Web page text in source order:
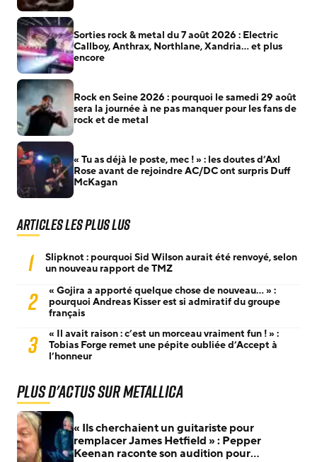
Sorties rock & metal du 7 août 2026 : Electric
Callboy, Anthrax, Northlane, Xandria… et plus
encore
Rock en Seine 2026 : pourquoi le samedi 29 août
sera la journée à ne pas manquer pour les fans de
rock et de metal
« Tu as déjà le poste, mec ! » : les doutes d’Axl
Rose avant de rejoindre AC/DC ont surpris Duff
McKagan
Articles les plus lus
1
Slipknot : pourquoi Sid Wilson aurait été renvoyé, selon
un nouveau rapport de TMZ
2
« Gojira a apporté quelque chose de nouveau… » :
pourquoi Andreas Kisser est si admiratif du groupe
français
3
« Il avait raison : c’est un morceau vraiment fun ! » :
Tobias Forge remet une pépite oubliée d’Accept à
l’honneur
Plus d'actus sur Metallica
« Ils cherchaient un guitariste pour
remplacer James Hetfield » : Pepper
Keenan raconte son audition pour